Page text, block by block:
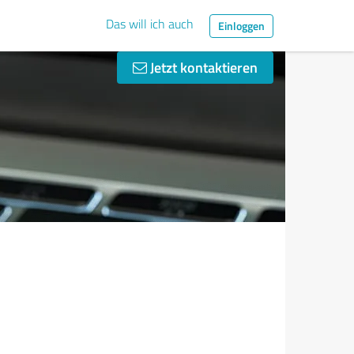
Das will ich auch Einloggen
Jetzt kontaktieren